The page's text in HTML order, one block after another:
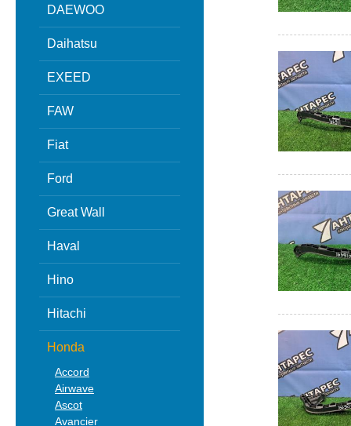
DAEWOO
Daihatsu
EXEED
FAW
Fiat
Ford
Great Wall
Haval
Hino
Hitachi
Honda
Accord
Airwave
Ascot
Avancier